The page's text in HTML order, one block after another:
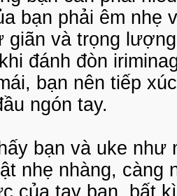
bạn phải êm
giãn và trọng
đánh đòn
bạn nên tiếp
ngón tay.
bạn và uke
nhẹ nhàng, càng
của tay bạn, bất